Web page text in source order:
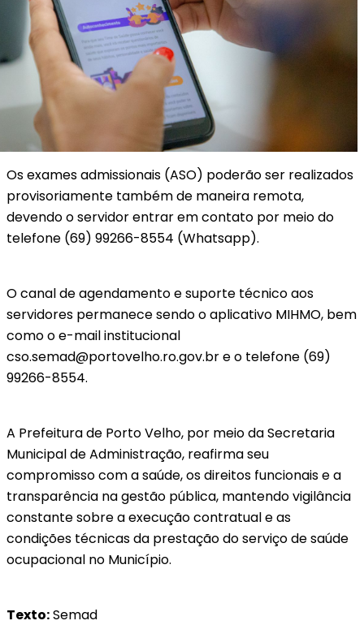
Os exames admissionais (ASO) poderão ser realizados
provisoriamente também de maneira remota,
devendo o servidor entrar em contato por meio do
telefone (69) 99266-8554 (Whatsapp).
O canal de agendamento e suporte técnico aos
servidores permanece sendo o aplicativo MIHMO, bem
como o e-mail institucional
cso.semad@portovelho.ro.gov.br e o telefone (69)
99266-8554.
A Prefeitura de Porto Velho, por meio da Secretaria
Municipal de Administração, reafirma seu
compromisso com a saúde, os direitos funcionais e a
transparência na gestão pública, mantendo vigilância
constante sobre a execução contratual e as
condições técnicas da prestação do serviço de saúde
ocupacional no Município.
Texto:Semad